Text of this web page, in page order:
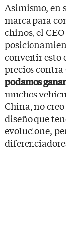
Asimismo, en
marca para
chinos, el
convertir esto
precios contra
podamos ganar
muchos
China, no
diseño que
evolucione,